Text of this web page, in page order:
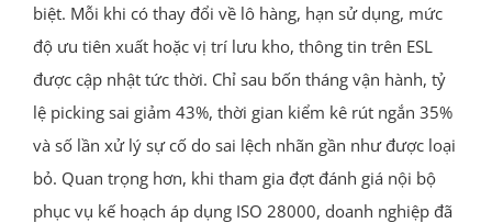
biệt. Mỗi khi có thay đổi về lô hàng, hạn sử dụng, mức
độ ưu tiên xuất hoặc vị trí lưu kho, thông tin trên ESL
được cập nhật tức thời. Chỉ sau bốn tháng vận hành, tỷ
lệ picking sai giảm 43%, thời gian kiểm kê rút ngắn 35%
và số lần xử lý sự cố do sai lệch nhãn gần như được loại
bỏ. Quan trọng hơn, khi tham gia đợt đánh giá nội bộ
phục vụ kế hoạch áp dụng ISO 28000, doanh nghiệp đã